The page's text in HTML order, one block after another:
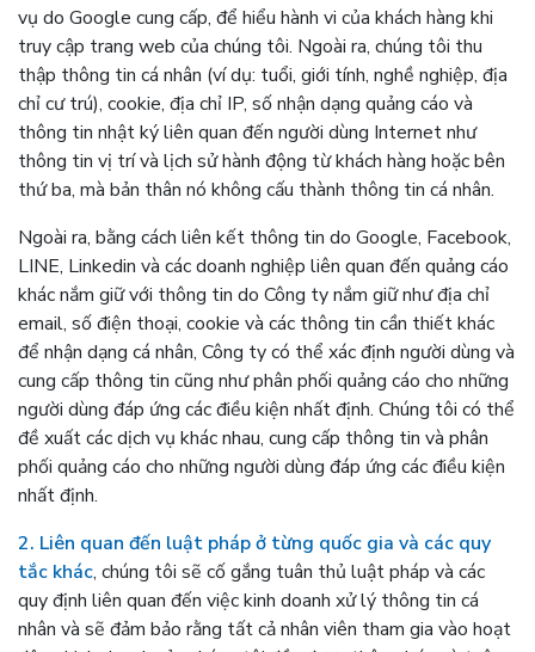
vụ do Google cung cấp, để hiểu hành vi của khách hàng khi
truy cập trang web của chúng tôi. Ngoài ra, chúng tôi thu
thập thông tin cá nhân (ví dụ: tuổi, giới tính, nghề nghiệp, địa
chỉ cư trú), cookie, địa chỉ IP, số nhận dạng quảng cáo và
thông tin nhật ký liên quan đến người dùng Internet như
thông tin vị trí và lịch sử hành động từ khách hàng hoặc bên
thứ ba, mà bản thân nó không cấu thành thông tin cá nhân.
Ngoài ra, bằng cách liên kết thông tin do Google, Facebook,
LINE, Linkedin và các doanh nghiệp liên quan đến quảng cáo
khác nắm giữ với thông tin do Công ty nắm giữ như địa chỉ
email, số điện thoại, cookie và các thông tin cần thiết khác
để nhận dạng cá nhân, Công ty có thể xác định người dùng và
cung cấp thông tin cũng như phân phối quảng cáo cho những
người dùng đáp ứng các điều kiện nhất định. Chúng tôi có thể
đề xuất các dịch vụ khác nhau, cung cấp thông tin và phân
phối quảng cáo cho những người dùng đáp ứng các điều kiện
nhất định.
2. Liên quan đến luật pháp ở từng quốc gia và các quy
tắc khác, chúng tôi sẽ cố gắng tuân thủ luật pháp và các
quy định liên quan đến việc kinh doanh xử lý thông tin cá
nhân và sẽ đảm bảo rằng tất cả nhân viên tham gia vào hoạt